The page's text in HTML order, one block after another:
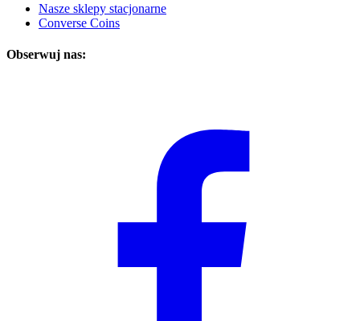
Nasze sklepy stacjonarne
Converse Coins
Obserwuj nas: